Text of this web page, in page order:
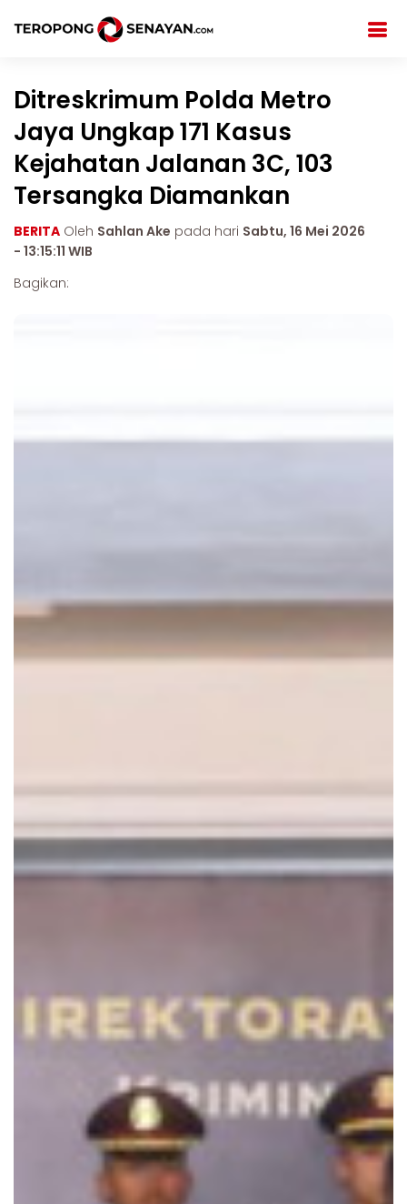
Ditreskrimum Polda Metro
Jaya Ungkap 171 Kasus
Kejahatan Jalanan 3C, 103
Tersangka Diamankan
BERITA Oleh Sahlan Ake pada hari Sabtu, 16 Mei 2026
- 13:15:11 WIB
Bagikan: